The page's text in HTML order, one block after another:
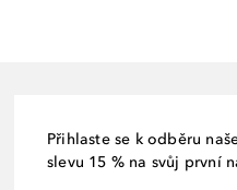
Přihlaste se k odběru
slevu 15 % na svůj první